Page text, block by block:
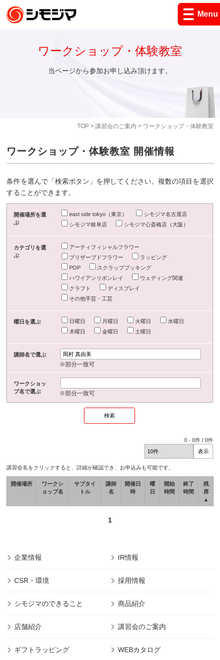
Menu
TOP> 講習会のご案内 > ワークショップ・体験教室
ワークショップ・体験教室
当ページから参加お申し込み頂けます。
ワークショップ・体験教室 開催情報
条件を選んで「検索ボタン」を押してください。複数の項目を選択
することができます。
開催場所を選
ぶ
east side tokyo（東京）
シモジマ名古屋店
シモジマ岐阜店
シモジマ心斎橋店（大阪）
カテゴリを選
ぶ
アーティフィシャルフラワー
プリザーブドフラワー
ラッピング
POP
スクラップブッキング
ハワイアンリボンレイ
ウェディング関連
クラフト
ディスプレイ
その他手芸・工芸
曜日を選ぶ 日曜日 月曜日 火曜日
水曜日
木曜日
金曜日 土曜日
講師名で選ぶ
※部分一致可
ワークショッ
プ名で選ぶ
※部分一致可
0 -0件 /0件
講習会名をクリックすると、詳細が確認でき、お申込みも可能です。
開催場所
ワークシ
ョップ名
サブタイ
トル
講師
名
開催日
時
曜
日
開始
時間
終了
時間
残
席
▲
1
企業情報 IR情報
CSR・環境 採用情報
シモジマのできること 商品紹介
店舗紹介 講習会のご案内
ギフトラッピング WEBカタログ